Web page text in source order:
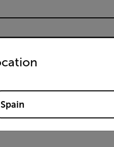
to access the
Spain